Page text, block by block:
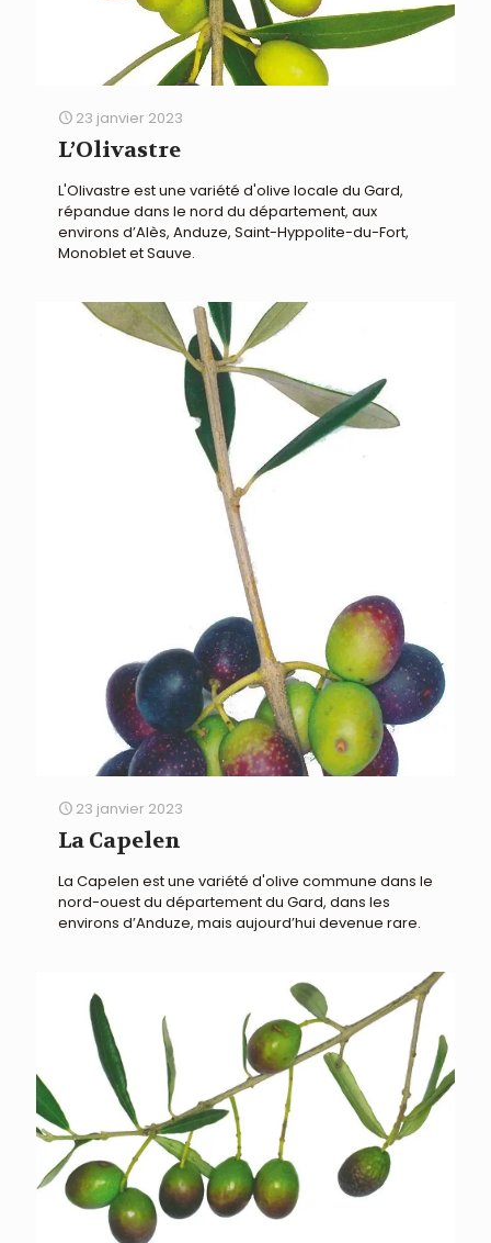
23 janvier 2023
L’Olivastre
L'Olivastre est une variété d'olive locale du Gard,
répandue dans le nord du département, aux
environs d’Alès, Anduze, Saint-Hyppolite-du-Fort,
Monoblet et Sauve.
23 janvier 2023
La Capelen
La Capelen est une variété d'olive commune dans le
nord-ouest du département du Gard, dans les
environs d’Anduze, mais aujourd’hui devenue rare.